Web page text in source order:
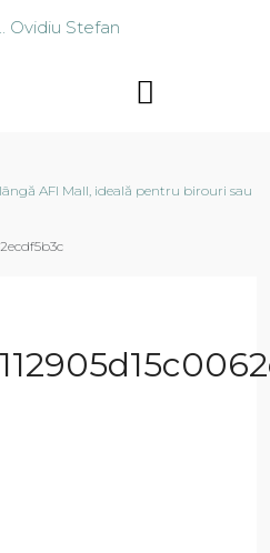
AFI Mall, ideală pentru birouri sau